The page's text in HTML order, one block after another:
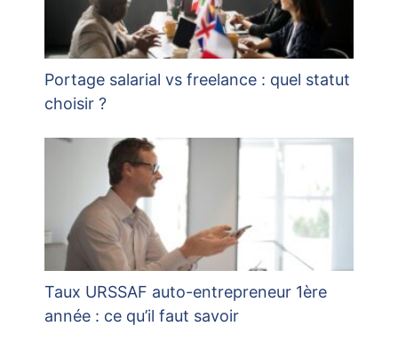
Portage salarial vs freelance : quel statut
choisir ?
Taux URSSAF auto-entrepreneur 1ère
année : ce qu’il faut savoir